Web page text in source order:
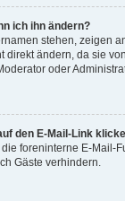
ich ihn ändern?
stehen, zeigen
direkt ändern, da sie
oder
den E-Mail-Link
foreninterne E-Mail-
Gäste verhindern.